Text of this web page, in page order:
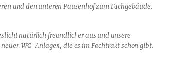
und den unteren Pausenhof zum Fachgebäude.
natürlich freundlicher aus und unsere
WC-Anlagen, die es im Fachtrakt schon gibt.